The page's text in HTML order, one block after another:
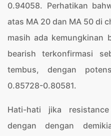
0.94058. Perhatikan
atas MA 20 dan MA 50 di
masih ada kemungkinan
bearish terkonfirmasi
tembus, dengan
0.85728-0.80581.
Hati-hati jika
dengan dengan